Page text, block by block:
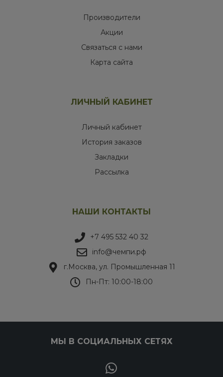
Производители
Акции
Связаться с нами
Карта сайта
ЛИЧНЫЙ КАБИНЕТ
Личный кабинет
История заказов
Закладки
Рассылка
НАШИ КОНТАКТЫ
+7 495 532 40 32
info@чемпи.рф
г.Москва, ул. Промышленная 11
Пн-Пт: 10:00-18:00
МЫ В СОЦИАЛЬНЫХ СЕТЯХ